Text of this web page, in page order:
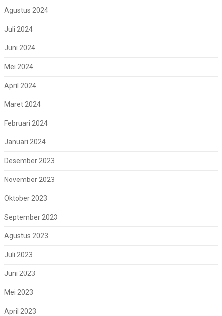
Agustus 2024
Juli 2024
Juni 2024
Mei 2024
April 2024
Maret 2024
Februari 2024
Januari 2024
Desember 2023
November 2023
Oktober 2023
September 2023
Agustus 2023
Juli 2023
Juni 2023
Mei 2023
April 2023